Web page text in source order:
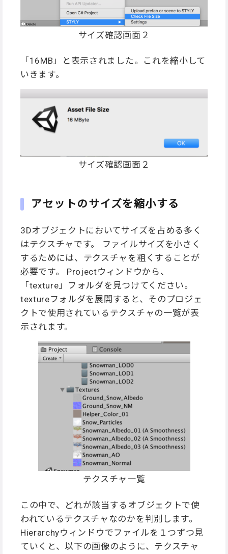
サイズ確認画面２
「16MB」と表示されました。これを縮小して
いきます。
サイズ確認画面２
アセットのサイズを縮小する
3Dオブジェクトにおいてサイズを占める多く
はテクスチャです。 ファイルサイズを小さく
するためには、テクスチャを粗くすることが
必要です。 Projectウィンドウから、
「texture」フォルダを見つけてください。
textureフォルダを展開すると、そのプロジェ
クトで使用されているテクスチャの一覧が表
示されます。
テクスチャ一覧
この中で、どれが該当するオブジェクトで使
われているテクスチャなのかを判別します。
Hierarchyウィンドウでファイルを１つずつ見
ていくと、以下の画像のように、テクスチャ